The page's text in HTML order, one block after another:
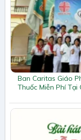
Ban Caritas Giáo
Thuốc Miễn Phí